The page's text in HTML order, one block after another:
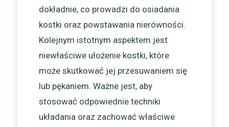
dokładnie, co prowadzi do osiadania
kostki oraz powstawania nierówności.
Kolejnym istotnym aspektem jest
niewłaściwe ułożenie kostki, które
może skutkować jej przesuwaniem się
lub pękaniem. Ważne jest, aby
stosować odpowiednie techniki
układania oraz zachować właściwe